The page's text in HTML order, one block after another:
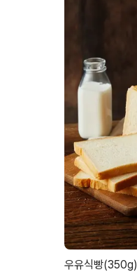
우유식빵(350g)